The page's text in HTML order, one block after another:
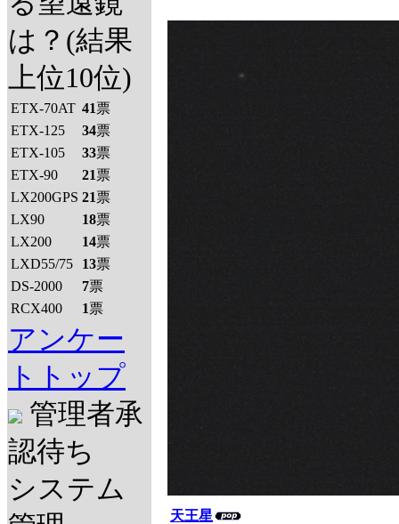
は？(結果
上位10位)
ETX-70AT 41票
ETX-125
34票
ETX-105
33票
ETX-90
21票
LX200GPS 21票
LX90
18票
LX200
14票
LXD55/75
13票
DS-2000
7票
RCX400
1票
アンケー
トトップ
管理者承
認待ち
システム
天王星